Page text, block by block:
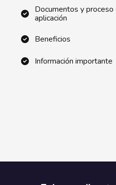
Documentos y proceso
aplicación
Beneficios
Información importante